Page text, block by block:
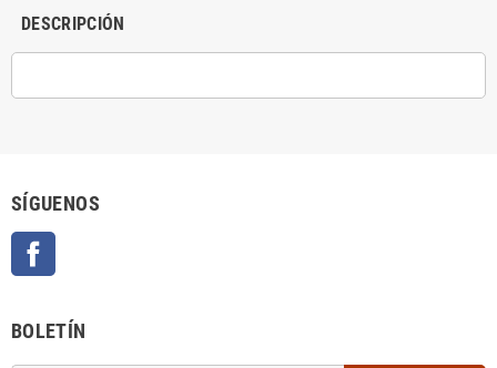
DESCRIPCIÓN
SÍGUENOS
BOLETÍN